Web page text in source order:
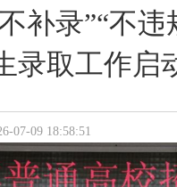
补录”“不
录取工作启
07-09 18:58:51